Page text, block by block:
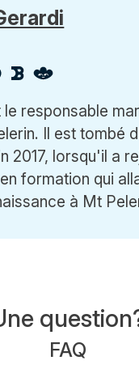
le responsable
Il est tombé
2017, lorsqu'il a
formation qui
à Mt
FAQ